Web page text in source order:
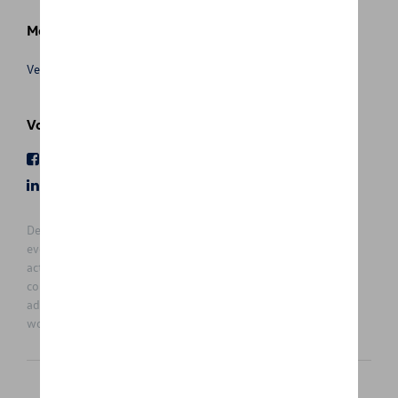
Meer info
Verkoopsvoorwaarden
Volg Ons
De prijzen op deze site zijn adviesprijzen (incl. btw), exclusief
eventuele installatiekosten. Voor meer informatie over de
actuele verkoopprijs en de eventuele installatiekosten kunt u
contact opnemen met uw concessiehouder / agent. De
adviesprijzen kunnen zonder voorafgaande kennisgeving
worden gewijzigd.